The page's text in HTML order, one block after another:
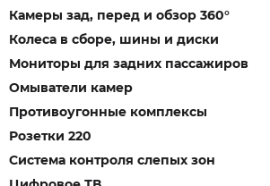
Камеры зад, перед и обзор 360°
Колеса в сборе, шины и диски
Мониторы для задних пассажиров
Омыватели камер
Противоугонные комплексы
Розетки 220
Система контроля слепых зон